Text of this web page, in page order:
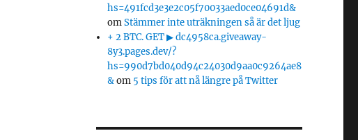
hs=491fcd3e3e2c05f70033aed0ce04691d&
omStämmer inte uträkningen så är det ljug
+ 2 BTC. GET ▶ dc4958ca.giveaway-
8y3.pages.dev/?
hs=990d7bd040d94c24030d9aa0c9264ae8
&om 5 tips för att nå längre på Twitter